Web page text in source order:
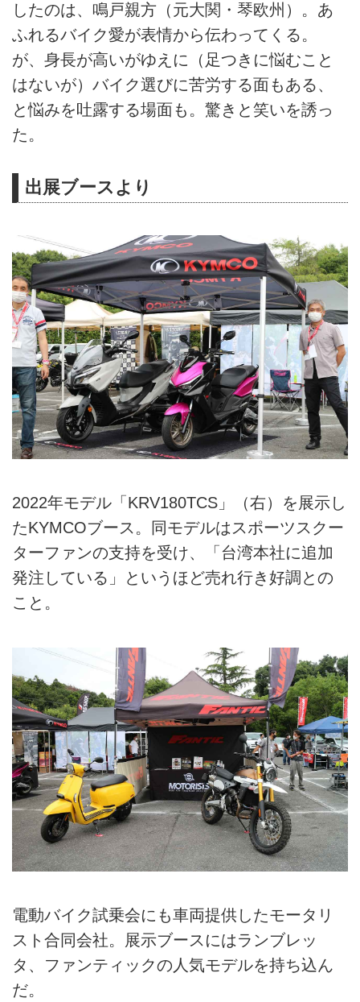
したのは、鳴戸親方（元大関・琴欧州）。あ
ふれるバイク愛が表情から伝わってくる。
が、身長が高いがゆえに（足つきに悩むこと
はないが）バイク選びに苦労する面もある、
と悩みを吐露する場面も。驚きと笑いを誘っ
た。
出展ブースより
2022年モデル「KRV180TCS」（右）を展示し
たKYMCOブース。同モデルはスポーツスクー
ターファンの支持を受け、「台湾本社に追加
発注している」というほど売れ行き好調との
こと。
電動バイク試乗会にも車両提供したモータリ
スト合同会社。展示ブースにはランブレッ
タ、ファンティックの人気モデルを持ち込ん
だ。